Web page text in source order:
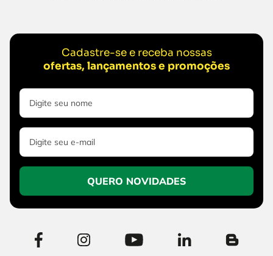
Cadastre-se e receba nossas
ofertas, lançamentos e promoções
QUERO NOVIDADES